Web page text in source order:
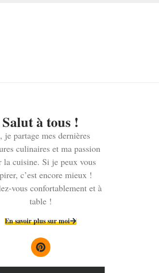
Salut à tous !
je partage mes dernières
culinaires et ma passion
la cuisine. Si je peux vous
c’est encore mieux !
vous confortablement et à
table !
En savoir plus sur moi